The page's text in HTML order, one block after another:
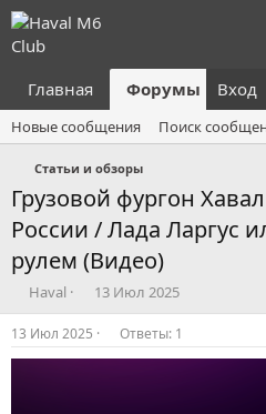
Главная Форумы Вход
Новые сообщения Поиск
Статьи и обзоры
Грузовой фургон
России / Лада Ларгус
рулем (Видео)
А
в
т
о
Haval
Д
а
т
а
13 Июл 2025
13 Июл 2025 Ответы: 1